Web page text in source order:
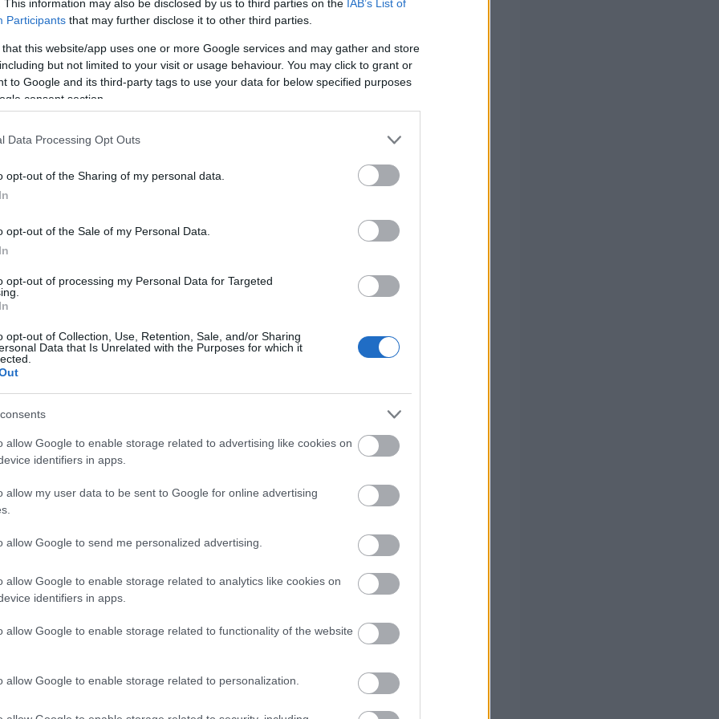
This information may also be disclosed by us to third parties on the IAB’s List of
Participants that may further disclose it to other third parties.
that this website/app uses one or more Google services and may gather and store
but not limited to your visit or usage behaviour. You may click to grant or
to Google and its third-party tags to use your data for below specified purposes
consent section.
Data Processing Opt Outs
opt-out of the Sharing of my personal data.
opt-out of the Sale of my Personal Data.
opt-out of processing my Personal Data for Targeted
opt-out of Collection, Use, Retention, Sale, and/or Sharing
Data that Is Unrelated with the Purposes for which it
allow Google to enable storage related to advertising like cookies on
identifiers in apps.
allow my user data to be sent to Google for online advertising
allow Google to send me personalized advertising.
allow Google to enable storage related to analytics like cookies on
identifiers in apps.
allow Google to enable storage related to functionality of the website
allow Google to enable storage related to personalization.
περίπτωσης, έστω και αν το αδίκημα παραγράφηκε, γ) ότι δεν
στερηθεί τα πολιτικά τους δικαιώματα και για όσο χρόνο
αυτή, δ) ότι δεν τελούν υπό δικαστική συμπαράσταση.
δήλωση του Ν. 1599/1986
αν έχει απασχοληθεί σε δημόσια υπηρεσία,
ΝΠΔΔ, Δήμους,
σχέση εργασίας, το χρονικό διάστημα και την ειδικότητα.
δικαιολογητικά, αυτοπροσώπως, είτε με άλλο
από αυτούς πρόσωπο, εφόσον η εξουσιοδότηση φέρει την υπογραφή
Μέγαρο Ρόδουστην ταχυδρομική δ/νση:
1 - Δημαρχείο από την επομένη της ανάρτησής της στο χώρο
του Δημοτικού Καταστήματος του Δήμου Ρόδου έως και την
2025.
την προκήρυξη των θέσεων εργασίας, ΕΔΩ
η πιο Εύκολη Πιστοποίηση Υπολογιστών σε 2